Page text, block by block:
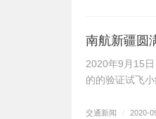
南航新疆圆
2020年9月15
的的验证试飞
交通新闻 / 2020-